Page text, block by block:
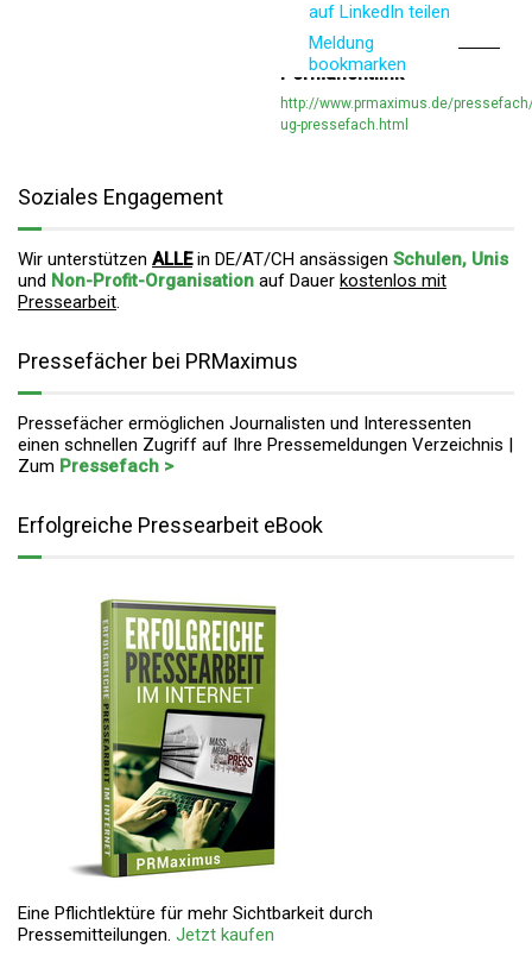
auf LinkedIn teilen
Meldung
bookmarken
Permanentlink
http://www.prmaximus.de/
ug-pressefach.html
Soziales Engagement
Wir unterstützen ALLEin DE/AT/CH ansässigen Schulen, Unis
und Non-Profit-Organisation auf Dauer kostenlos mit
Pressearbeit.
Pressefächer bei PRMaximus
Pressefächer ermöglichen Journalisten und Interessenten
einen schnellen Zugriff auf Ihre Pressemeldungen Verzeichnis |
Zum Pressefach >
Erfolgreiche Pressearbeit eBook
Eine Pflichtlektüre für mehr Sichtbarkeit durch
Pressemitteilungen. Jetzt kaufen